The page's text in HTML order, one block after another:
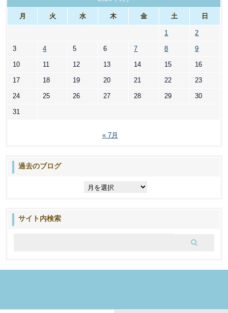
ー
月 火 水 木 金 土 日
1 2
3 4 5 6 7 8 9
10 11 12 13 14 15 16
17 18 19 20 21 22 23
24 25 26 27 28 29 30
31
« 7月
過去のブログ
サイト内検索